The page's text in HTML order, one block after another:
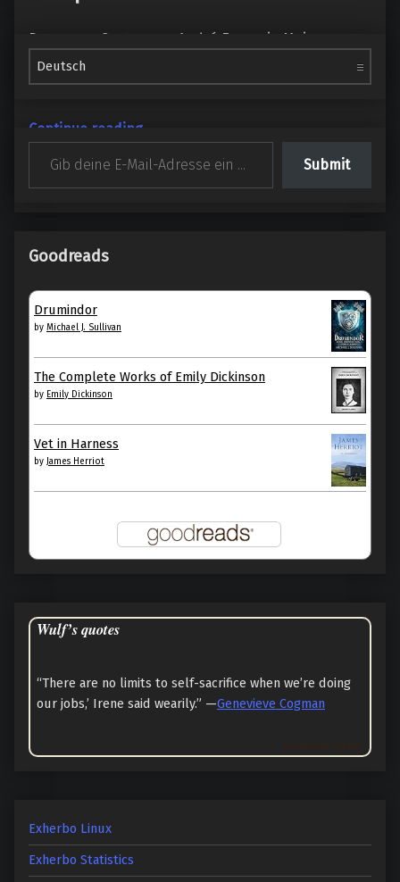
Der ganze Gaston von André Franquin Meine
Bewertung: 5 von 5 Sternen Ich erinnere mich noch
genau, wie ich Gaston…
Continue reading“Der ganze Gaston, von André Franquin”
5. Juli 2024 0
Sprache auswählen
Gib deine E-Mail-Adresse ein ...
Submit
Goodreads
Drumindor
by Michael J. Sullivan
The Complete Works of Emily Dickinson
by Emily Dickinson
Vet in Harness
by James Herriot
Wulf’s quotes
“There are no limits to self-sacrifice when we’re doing
our jobs,’ Irene said wearily.” —Genevieve Cogman
Exherbo Linux
Exherbo Statistics